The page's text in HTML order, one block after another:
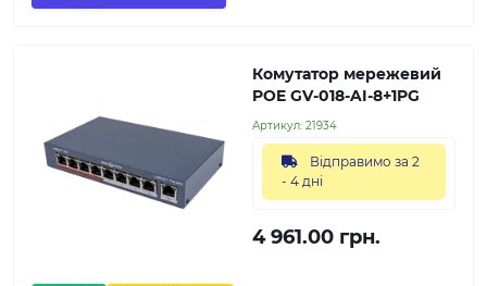
Комутатор мережевий
POE GV-018-AI-8+1PG
Артикул: 21934
Відправимо за 2
- 4 дні
4 961.00 грн.